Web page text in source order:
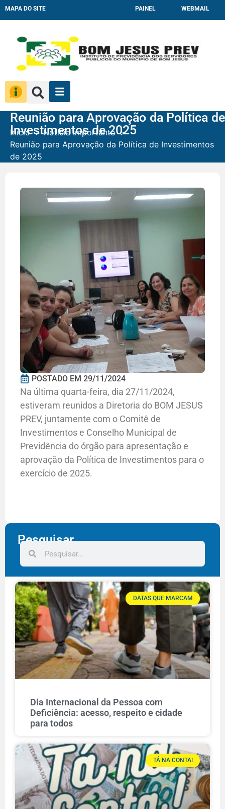
MAPA DO SITE PAINEL WEBMAIL
Reunião para Aprovação da Política de
Investimentos de 2025
Início
Notícia Importante
Reunião para Aprovação da Política de Investimentos
de 2025
POSTADO EM 29/11/2024
Na última quarta-feira, dia 27/11/2024,
estiveram reunidos a Diretoria do BOM JESUS
PREV, juntamente com o Comitê de
Investimentos e Conselho Municipal de
Previdência do órgão para apresentação e
aprovação da Política de Investimentos para o
exercício de 2025.
Pesquisar
DATAS QUE MARCAM
Dia Internacional da Pessoa com
Deficiência: acesso, respeito e cidade
para todos
TÁ NA CONTA!